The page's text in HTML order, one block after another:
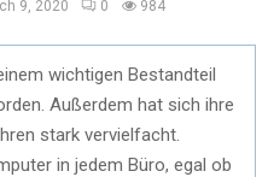
9, 2020 0 984
wichtigen Bestandteil
Außerdem hat sich ihre
stark vervielfacht.
in jedem Büro, egal ob